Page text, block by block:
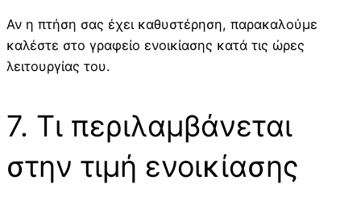
Αν η πτήση σας έχει καθυστέρηση, παρακαλούμε
καλέστε στο γραφείο ενοικίασης κατά τις ώρες
λειτουργίας του.
7. Τι περιλαμβάνεται
στην τιμή ενοικίασης